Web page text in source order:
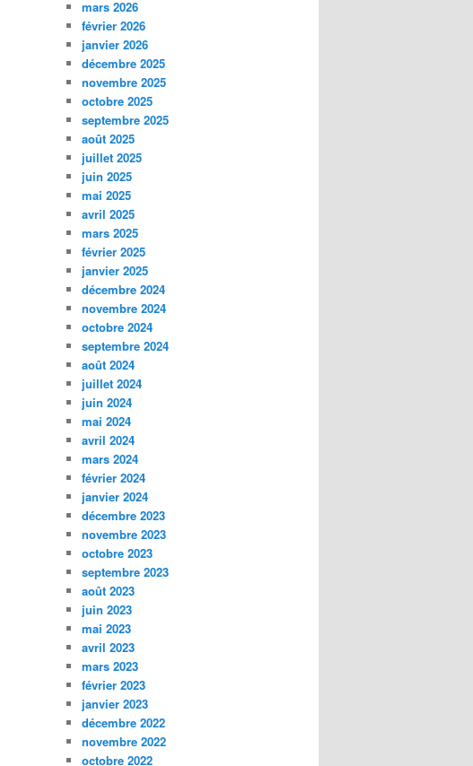
mars 2026
février 2026
janvier 2026
décembre 2025
novembre 2025
octobre 2025
septembre 2025
août 2025
juillet 2025
juin 2025
mai 2025
avril 2025
mars 2025
février 2025
janvier 2025
décembre 2024
novembre 2024
octobre 2024
septembre 2024
août 2024
juillet 2024
juin 2024
mai 2024
avril 2024
mars 2024
février 2024
janvier 2024
décembre 2023
novembre 2023
octobre 2023
septembre 2023
août 2023
juin 2023
mai 2023
avril 2023
mars 2023
février 2023
janvier 2023
décembre 2022
novembre 2022
octobre 2022